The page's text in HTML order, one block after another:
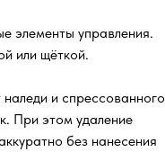
элементы управления.
или щёткой.
и спрессованного
При этом удаление
без нанесения